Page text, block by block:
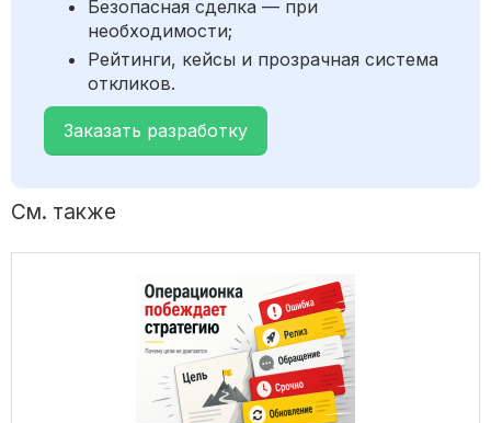
Безопасная сделка — при
необходимости;
Рейтинги, кейсы и прозрачная система
откликов.
Заказать разработку
См. также